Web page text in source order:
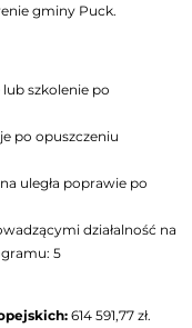
gminy Puck.
lub szkolenie po
po opuszczeniu
uległa poprawie po
działalność na
5
614 591,77 zł.